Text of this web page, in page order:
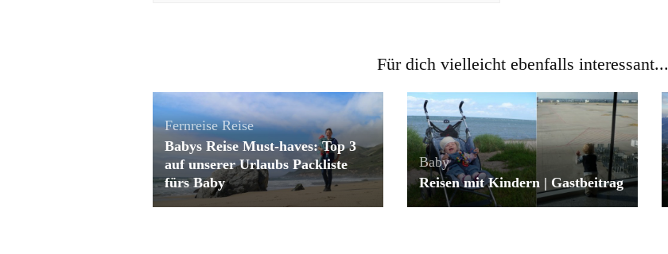
Für dich vielleicht ebenfalls interessant...
Fernreise Reise
Babys Reise Must-haves: Top 3
auf unserer Urlaubs Packliste
fürs Baby
Baby
Reisen mit Kindern | Gastbeitrag